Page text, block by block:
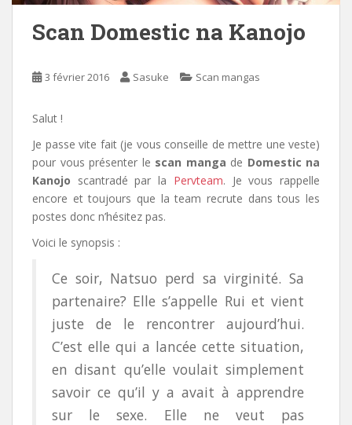
Scan Domestic na Kanojo
3 février 2016 Sasuke Scan mangas
Salut !
Je passe vite fait (je vous conseille de mettre une veste)
pour vous présenter le scan manga de Domestic na
Kanojo scantradé par la Pervteam. Je vous rappelle
encore et toujours que la team recrute dans tous les
postes donc n’hésitez pas.
Voici le synopsis :
Ce soir, Natsuo perd sa virginité. Sa
partenaire? Elle s’appelle Rui et vient
juste de le rencontrer aujourd’hui.
C’est elle qui a lancée cette situation,
en disant qu’elle voulait simplement
savoir ce qu’il y a avait à apprendre
sur le sexe. Elle ne veut pas